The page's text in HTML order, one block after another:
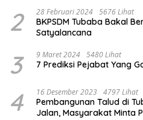
2 28 Februari 2024 5676 Lihat
BKPSDM Tubaba Bakal
Satyalancana
3 9 Maret 2024 5480 Lihat
7 Prediksi Pejabat Yang
4 16 Desember 2023 4797 Lihat
Pembangunan Talud di
Jalan, Masyarakat Minta